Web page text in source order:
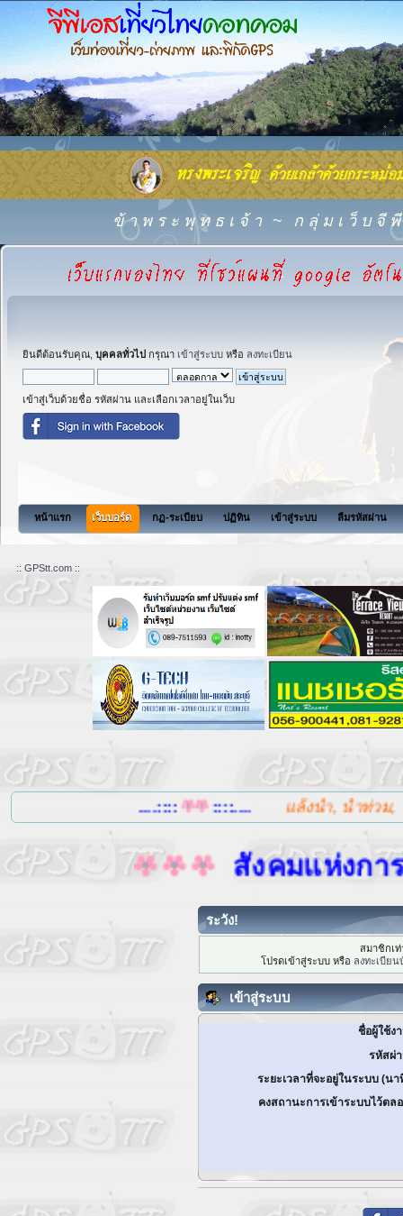
ข้ า พ ร ะ พุ ท ธ เ จ้ า ~ ก ลุ่ ม เ ว็ บ จี
ยินดีต้อนรับคุณ, บุคคลทั่วไป กรุณา เข้าสู่ระบบ หรือ ลงทะเบียน
เข้าสู่เว็บด้วยชื่อ รหัสผ่าน และเลือกเวลาอยู่ในเว็บ
หน้าแรก เว็บบอร์ด กฏ-ระเบียบ ปฏิทิน เข้าสู่ระบบ ลืมรหัสผ่าน
:: GPStt.com ::
....:::: ::::.... แล้งน้ำ, น้ำท่วม, ลดโ
สังคมแห่งการแ
ระวัง!
สมาชิกเ
โปรดเข้าสู่ระบบ หรือ ลงทะเบีย
เข้าสู่ระบบ
ชื่อผู้ใช้ง
รหัสผ่
ระยะเวลาที่จะอยู่ในระบบ (นา
คงสถานะการเข้าระบบไว้ตล